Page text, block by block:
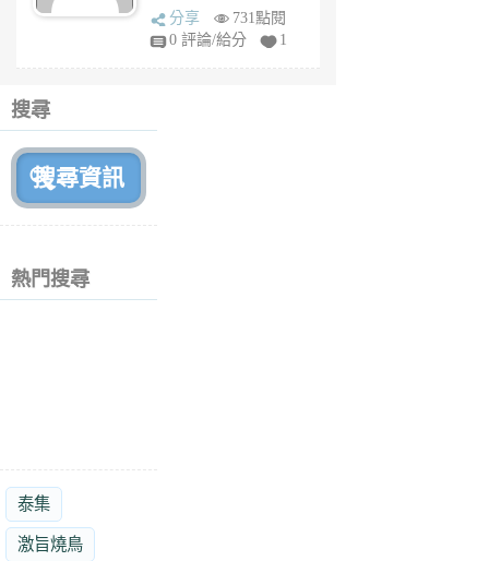
sq
fy
分享
731點閱
0 評論/給分
1
搜尋
熱門搜尋
泰集
激旨燒鳥